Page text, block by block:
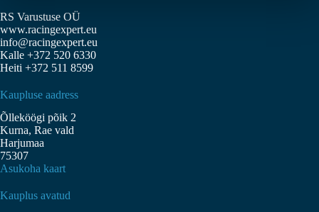
RS Varustuse OÜ
www.racingexpert.eu
info@racingexpert.eu
Kalle +372 520 6330
Heiti +372 511 8599
Kaupluse aadress
Õlleköögi põik 2
Kurna, Rae vald
Harjumaa
75307
Asukoha kaart
Kauplus avatud